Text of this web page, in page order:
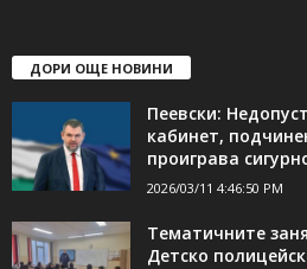
ДОРИ ОЩЕ НОВИНИ
Пеевски:
кабинет,
проиграва
2026/03/11 4:46:50 PM
Тематичните
Детско